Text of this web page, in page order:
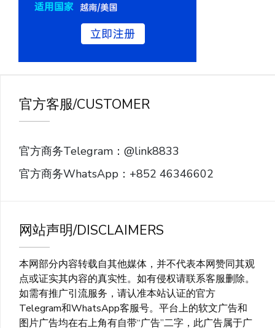
官方客服/CUSTOMER
官方商务Telegram：@link8833
官方商务WhatsApp：+852 46346602
网站声明/DISCLAIMERS
本网部分内容转载自其他媒体，并不代表本网赞同其观
点或证实其内容的真实性。如有侵权请联系客服删除。
如需有推广引流服务，请认准本站认证的官方
Telegram和WhatsApp客服号。平台上的软文广告和
图片广告均在右上角有自带“广告”二字，此广告属于广